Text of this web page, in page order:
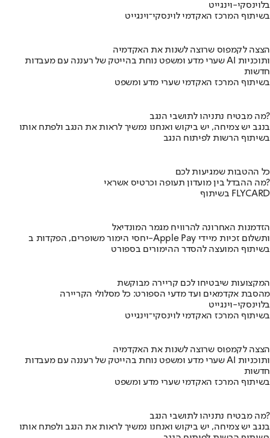
בלוינסקי-וינגייט
בשיתוף המרכז האקדמי לוינסקי־וינגייט
הצצה לקמפוס שרוצה לשנות את האקדמיה
שערי מדע ומשפט נוחת בהייטק של רעננה עם מעבדות AI ותוכניות
חדשות
בשיתוף המרכז האקדמי שערי מדע ומשפט
מה מבטיח נתניהו לתושבי הנגב?
בנגב יש צמיחה, יש ביקוש ואנחנו נמשיך לראות את הנגב ולפתח אותו
בשיתוף הרשות לפיתוח הנגב
כל ההטבות שמגיעות לכם
מה ההבדל בין מועדון תעופה וכרטיס אשראי?
בשיתוף FLYCARD
הזדמנות האחרונה להרוויח מגמר המונדיאל
יחסי הימור משופרים, הפקדות ב-Apple Pay ותשלום זכיות מיידי
בשיתוף המועצה להסדר ההימורים בספורט
המקצועות שיבטיחו לכם קריירה מבוקשת
מהסבת אקדמאים ועד מדעי הספורט: כל מסלולי הקריירה
בלוינסקי-וינגייט
בשיתוף המרכז האקדמי לוינסקי־וינגייט
הצצה לקמפוס שרוצה לשנות את האקדמיה
שערי מדע ומשפט נוחת בהייטק של רעננה עם מעבדות AI ותוכניות
חדשות
בשיתוף המרכז האקדמי שערי מדע ומשפט
מה מבטיח נתניהו לתושבי הנגב?
בנגב יש צמיחה, יש ביקוש ואנחנו נמשיך לראות את הנגב ולפתח אותו